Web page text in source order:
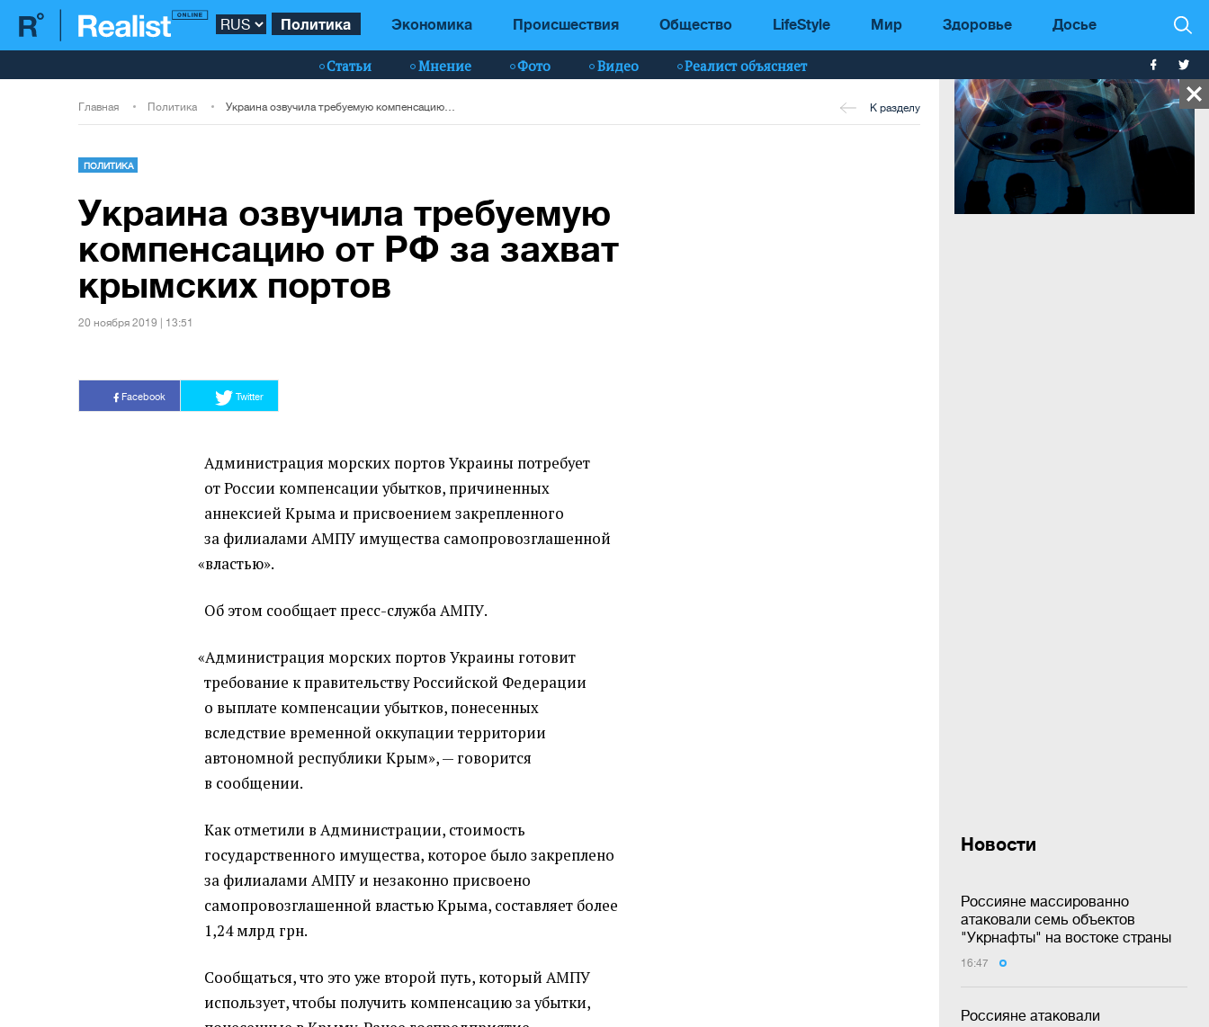
Политика Экономика Происшествия Общество LifeStyle Мир Здоровье Досье
Статьи Мнение Фото Видео Реалист объясняет
Новости
Россияне массированно
атаковали семь объектов
"Укрнафты" на востоке страны
16:47
Россияне атаковали
Главная Политика К разделу
ПОЛИТИКА
Украина озвучила требуемую
компенсацию от РФ за захват
крымских портов
20 ноября 2019 | 13:51
Facebook Twitter
Администрация морских портов Украины потребует
от России компенсации убытков, причиненных
аннексией Крыма и присвоением закрепленного
за филиалами АМПУ имущества самопровозглашенной
«властью».
Об этом сообщает пресс-служба АМПУ.
«Администрация морских портов Украины готовит
требование к правительству Российской Федерации
о выплате компенсации убытков, понесенных
вследствие временной оккупации территории
автономной республики Крым», — говорится
в сообщении.
Как отметили в Администрации, стоимость
государственного имущества, которое было закреплено
за филиалами АМПУ и незаконно присвоено
самопровозглашенной властью Крыма, составляет более
1,24 млрд грн.
Сообщаться, что это уже второй путь, который АМПУ
использует, чтобы получить компенсацию за убытки,